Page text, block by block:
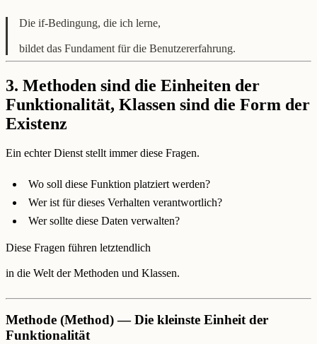
Die if-Bedingung, die ich lerne,
bildet das Fundament für die Benutzererfahrung.
3. Methoden sind die Einheiten der
Funktionalität, Klassen sind die Form der
Existenz
Ein echter Dienst stellt immer diese Fragen.
Wo soll diese Funktion platziert werden?
Wer ist für dieses Verhalten verantwortlich?
Wer sollte diese Daten verwalten?
Diese Fragen führen letztendlich
in die Welt der Methoden und Klassen.
Methode (Method) — Die kleinste Einheit der
Funktionalität